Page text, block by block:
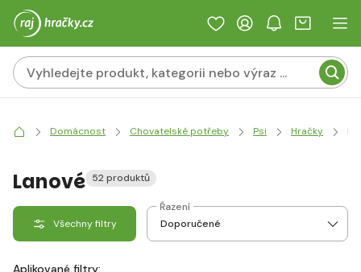
Domácnost Chovatelské potřeby Psi Hračky
Lanové 52 produktů
Všechny filtry
Řazení
Aplikované filtry: